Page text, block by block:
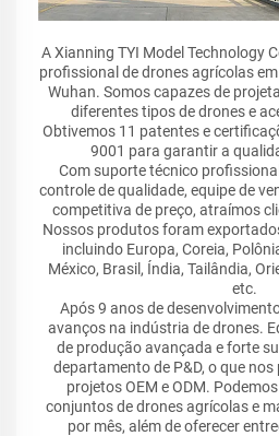
A Xianning TYI Model Technology
profissional de drones agrícolas
Wuhan. Somos capazes de
diferentes tipos de drones e
Obtivemos 11 patentes e
9001 para garantir a
Com suporte técnico
controle de qualidade, equipe de
competitiva de preço, atraímos
Nossos produtos foram
incluindo Europa, Coreia,
México, Brasil, Índia, Tailândia,
etc.
Após 9 anos de
avanços na indústria de drones.
de produção avançada e forte
departamento de P&D, o que
projetos OEM e ODM.
conjuntos de drones agrícolas e
por mês, além de oferecer